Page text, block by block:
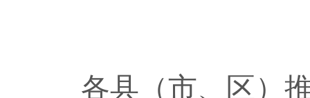
各县（市、 区）